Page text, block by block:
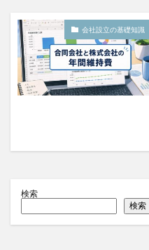
会社設立の基礎知識
検索
検索